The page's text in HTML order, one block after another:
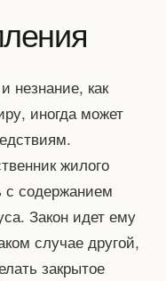
незнание, как
иногда может
жилого
с содержанием
Закон идет ему
случае другой,
закрытое